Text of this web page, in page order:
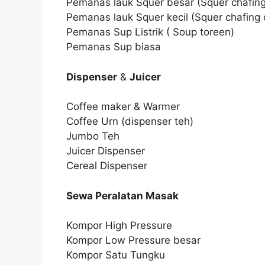
Pemanas lauk Squer besar (Squer
Pemanas lauk Squer kecil (Squer chafing
Pemanas Sup Listrik ( Soup toreen)
Pemanas Sup biasa
Dispenser & Juicer
Coffee maker & Warmer
Coffee Urn (dispenser teh)
Jumbo Teh
Juicer Dispenser
Cereal Dispenser
Sewa Peralatan Masak
Kompor High Pressure
Kompor Low Pressure besar
Kompor Satu Tungku